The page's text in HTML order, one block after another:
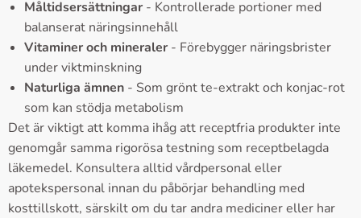
Måltidsersättningar - Kontrollerade portioner med
balanserat näringsinnehåll
Vitaminer och mineraler - Förebygger näringsbrister
under viktminskning
Naturliga ämnen - Som grönt te-extrakt och konjac-rot
som kan stödja metabolism
Det är viktigt att komma ihåg att receptfria produkter inte
genomgår samma rigorösa testning som receptbelagda
läkemedel. Konsultera alltid vårdpersonal eller
apotekspersonal innan du påbörjar behandling med
kosttillskott, särskilt om du tar andra mediciner eller har